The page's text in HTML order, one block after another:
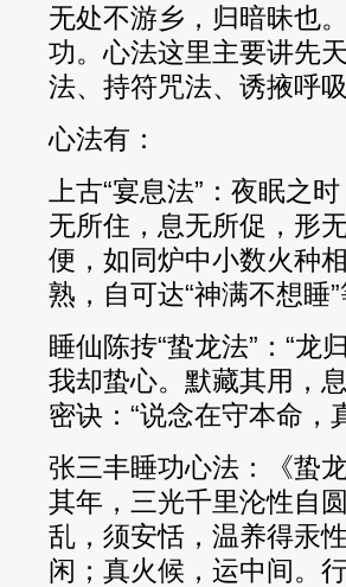
无处不游乡，归暗昧也
功。心法这里主要讲先
法、持符咒法、诱掖呼
心法有：
上古“宴息法”：夜眠之
无所住，息无所促，形
便，如同炉中小数火种
熟，自可达“神满不想睡”
睡仙陈抟“蛰龙法”：“龙
我却蛰心。默藏其用，
密诀：“说念在守本命，
张三丰睡功心法：《蛰
其年，三光千里沦性自
乱，须安恬，温养得汞
闲；真火候，运中间。